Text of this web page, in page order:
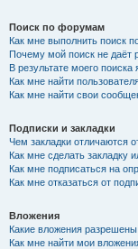
Поиск по форумам
Как мне выполнить поиск
Почему мой поиск не даёт
В результате моего
Как мне найти
Как мне найти свои
Подписки и закладки
Чем закладки отличаются
Как мне сделать закладку
Как мне подписаться на
Как мне отказаться от
Вложения
Какие вложения
Как мне найти мои